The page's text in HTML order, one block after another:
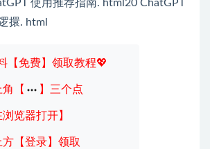
使用推荐指南. html20 ChatGPT
擐. html
【免费】领取教程💖
【 】三个点
览器打开】
方【登录】领取